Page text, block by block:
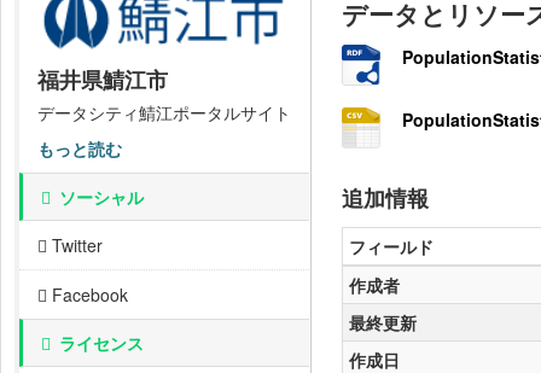
福井県鯖江市
データシティ鯖江ポータルサイト
もっと読む
ソーシャル
Twitter
Facebook
ライセンス
データとリソー
追加情報
フィールド
作成者
最終更新
作成日